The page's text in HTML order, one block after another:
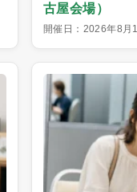
古屋会場）
開催日：2026年8月